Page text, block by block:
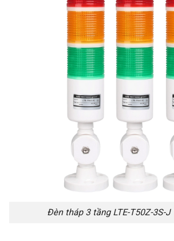
Đèn tháp 3 tầng LTE-T50Z-3S-J